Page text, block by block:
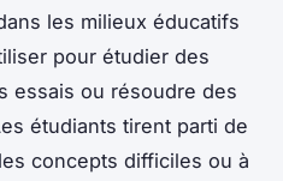
les milieux éducatifs
pour étudier des
essais ou résoudre des
étudiants tirent parti de
concepts difficiles ou à